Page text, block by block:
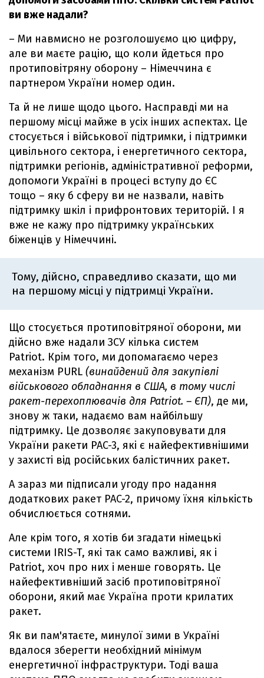
ви вже надали?
– Ми навмисно не розголошуємо цю цифру,
але ви маєте рацію, що коли йдеться про
протиповітряну оборону – Німеччина є
партнером України номер один.
Та й не лише щодо цього. Насправді ми на
першому місці майже в усіх інших аспектах. Це
стосується і військової підтримки, і підтримки
цивільного сектора, і енергетичного сектора,
підтримки регіонів, адміністративної реформи,
допомоги Україні в процесі вступу до ЄС
тощо – яку б сферу ви не назвали, навіть
підтримку шкіл і прифронтових територій. І я
вже не кажу про підтримку українських
біженців у Німеччині.
Тому, дійсно, справедливо сказати, що ми
на першому місці у підтримці України.
Що стосується протиповітряної оборони, ми
дійсно вже надали ЗСУ кілька систем
Patriot. Крім того, ми допомагаємо через
механізм PURL (винайдений для закупівлі
військового обладнання в США, в тому числі
ракет-перехоплювачів для Patriot. – ЄП), де ми,
знову ж таки, надаємо вам найбільшу
підтримку. Це дозволяє закуповувати для
України ракети PAC-3, які є найефективнішими
у захисті від російських балістичних ракет.
А зараз ми підписали угоду про надання
додаткових ракет PAC-2, причому їхня кількість
обчислюється сотнями.
Але крім того, я хотів би згадати німецькі
системи IRIS-T, які так само важливі, як і
Patriot, хоч про них і менше говорять. Це
найефективніший засіб протиповітряної
оборони, який має Україна проти крилатих
ракет.
Як ви пам'ятаєте, минулої зими в Україні
вдалося зберегти необхідний мінімум
енергетичної інфраструктури. Тоді ваша